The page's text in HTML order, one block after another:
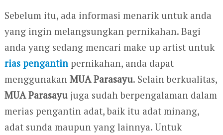
Sebelum itu, ada informasi menarik untuk anda
yang ingin melangsungkan pernikahan. Bagi
anda yang sedang mencari make up artist untuk
rias pengantinpernikahan, anda dapat
menggunakan MUA Parasayu. Selain berkualitas,
MUA Parasayujuga sudah berpengalaman dalam
merias pengantin adat, baik itu adat minang,
adat sunda maupun yang lainnya. Untuk